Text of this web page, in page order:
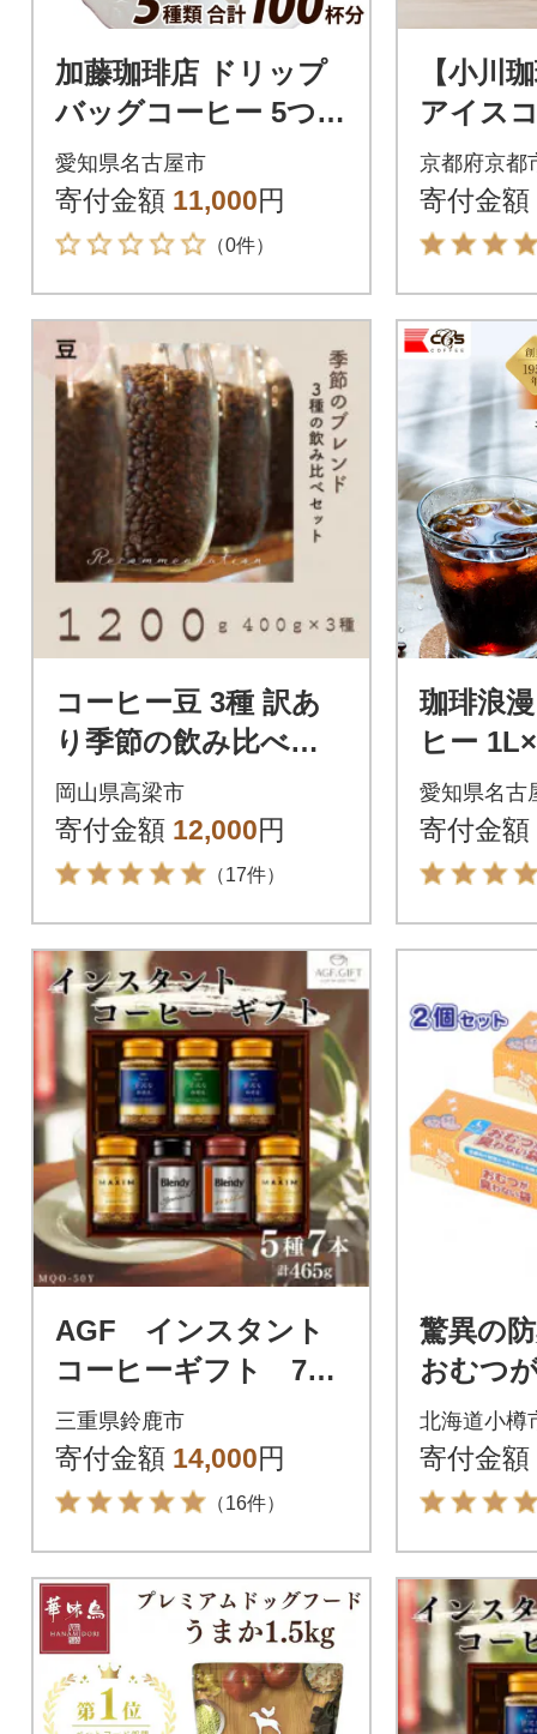
加藤珈琲店 ドリップ
バッグコーヒー 5つの
味が楽しめるセット 1
00杯分
愛知県名古屋市
寄付金額 11,000円
（0件）
【小川
アイス
1000ml
琲ブラ
気
京都府京都
寄付金額
コーヒー豆 3種 訳あ
り季節の飲み比べセ
ット 1200g(200g×6
袋)
岡山県高梁市
寄付金額 12,000円
（17件）
珈琲浪
ヒー
ーヒー
ヒー 愛
愛知県名古
寄付金額
AGF インスタント
コーヒーギフト 7本
入り
三重県鈴鹿市
寄付金額 14,000円
（16件）
驚異の
おむつ
大人用L
り(2個
北海道小樽
寄付金額